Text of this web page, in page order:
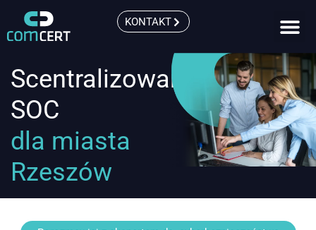
KONTAKT
Scentralizowany
SOC
dla miasta
Rzeszów